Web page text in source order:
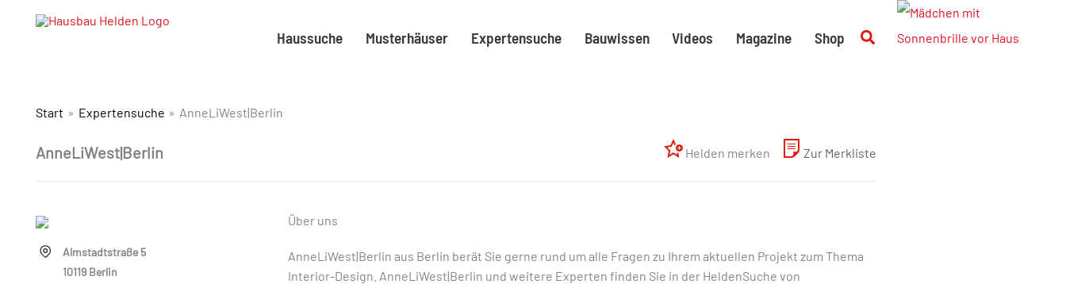
Haussuche Musterhäuser Expertensuche Bauwissen Videos Magazine Shop Suchen
Start Expertensuche AnneLiWest|Berlin
AnneLiWest|Berlin Helden merken Zur Merkliste
Almstadtstraße 5
10119 Berlin
Über uns
AnneLiWest|Berlin aus Berlin berät Sie gerne rund um alle Fragen zu Ihrem aktuellen Projekt zum Thema
Interior-Design. AnneLiWest|Berlin und weitere Experten finden Sie in der HeldenSuche von